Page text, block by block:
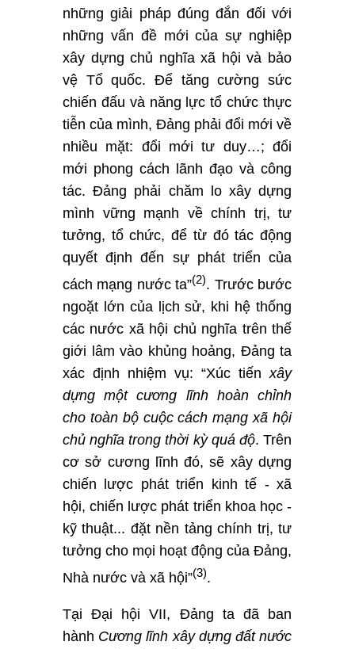
những giải pháp đúng đắn đối với
những vấn đề mới của sự nghiệp
xây dựng chủ nghĩa xã hội và bảo
vệ Tổ quốc. Để tăng cường sức
chiến đấu và năng lực tổ chức thực
tiễn của mình, Đảng phải đổi mới về
nhiều mặt: đổi mới tư duy…; đổi
mới phong cách lãnh đạo và công
tác. Đảng phải chăm lo xây dựng
mình vững mạnh về chính trị, tư
tưởng, tổ chức, để từ đó tác động
quyết định đến sự phát triển của
cách mạng nước ta”(2). Trước bước
ngoặt lớn của lịch sử, khi hệ thống
các nước xã hội chủ nghĩa trên thế
giới lâm vào khủng hoảng, Đảng ta
xác định nhiệm vụ: “Xúc tiến xây
dựng một cương lĩnh hoàn chỉnh
cho toàn bộ cuộc cách mạng xã hội
chủ nghĩa trong thời kỳ quá độ. Trên
cơ sở cương lĩnh đó, sẽ xây dựng
chiến lược phát triển kinh tế - xã
hội, chiến lược phát triển khoa học -
kỹ thuật... đặt nền tảng chính trị, tư
tưởng cho mọi hoạt động của Đảng,
Nhà nước và xã hội”(3).
Tại Đại hội VII, Đảng ta đã ban
hành Cương lĩnh xây dựng đất nước